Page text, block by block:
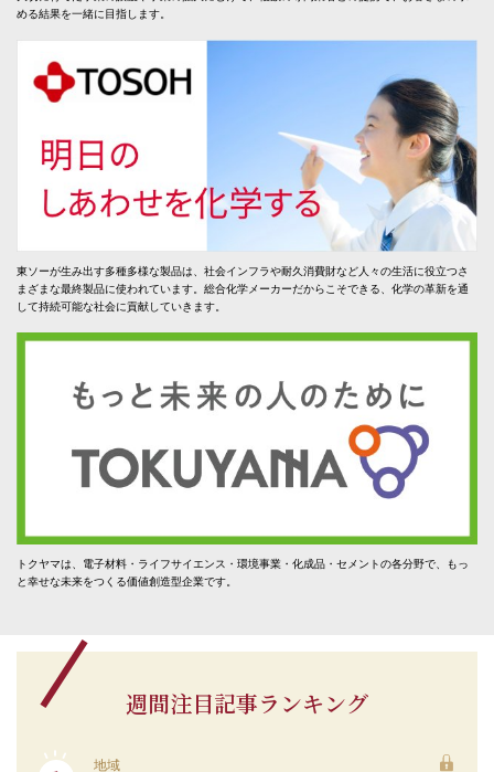
める結果を一緒に目指します。
東ソーが生み出す多種多様な製品は、社会インフラや耐久消費財など人々の生活に役立つさ
まざまな最終製品に使われています。総合化学メーカーだからこそできる、化学の革新を通
して持続可能な社会に貢献していきます。
トクヤマは、電子材料・ライフサイエンス・環境事業・化成品・セメントの各分野で、もっ
と幸せな未来をつくる価値創造型企業です。
週間注目記事ランキング
地域